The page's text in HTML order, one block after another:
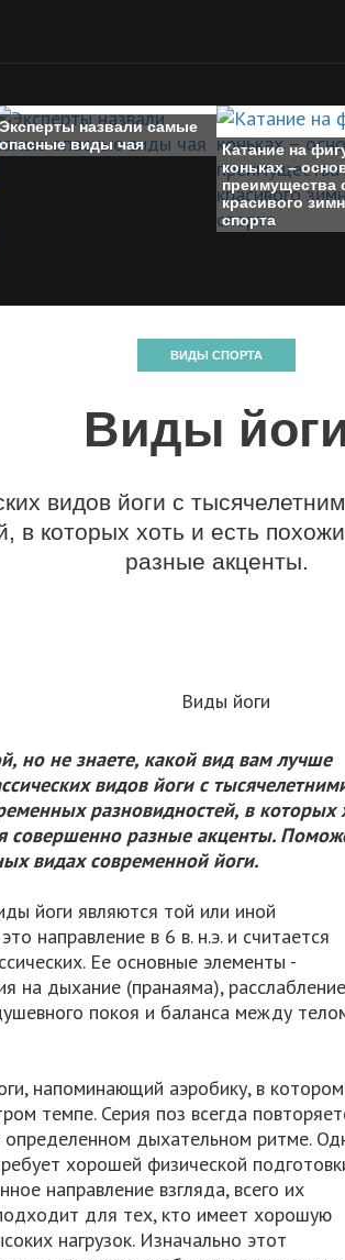
назвали самые
виды чая
Катание на
коньках –
преимущества
красивого
спорта
ВИДЫ СПОРТА
Виды
видов йоги с
в которых хоть и есть
разные акценты.
но не знаете, какой вид вам лучше
видов йоги с
разновидностей, в которых
совершенно разные акценты.
видах современной йоги.
йоги являются той или иной
направление в 6 в. н.э. и считается
Ее основные элементы -
на дыхание (пранаяма),
покоя и баланса между
напоминающий аэробику, в котором
темпе. Серия поз всегда
дыхательном ритме.
хорошей физической
направление взгляда, всего их
для тех, кто имеет хорошую
нагрузок. Изначально этот